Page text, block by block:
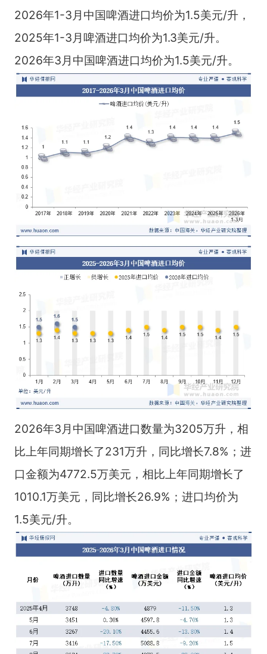
2026年1-3月中国啤酒进口均价为1.5美元/升，
2025年1-3月啤酒进口均价为1.3美元/升。
2026年3月中国啤酒进口均价为1.5美元/升。
2026年3月中国啤酒进口数量为3205万升，相
比上年同期增长了231万升，同比增长7.8%；进
口金额为4772.5万美元，相比上年同期增长了
1010.1万美元，同比增长26.9%；进口均价为
1.5美元/升。